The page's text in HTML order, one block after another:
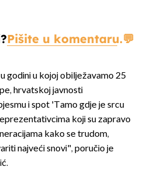
Pišite u komentaru.
godini u kojoj obilježavamo 25
hrvatskoj javnosti
i spot 'Tamo gdje je srcu
koji su zapravo
kako se trudom,
najveći snovi", poručio je